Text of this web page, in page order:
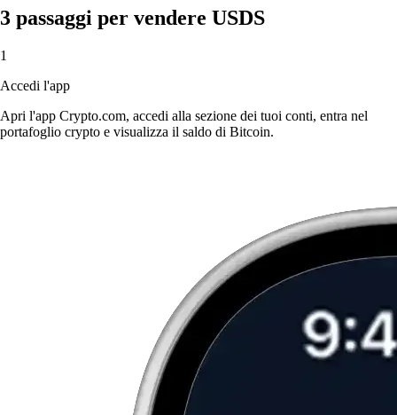
3 passaggi per vendere USDS
1
Accedi l'app
Apri l'app Crypto.com, accedi alla sezione dei tuoi conti, entra nel
portafoglio crypto e visualizza il saldo di Bitcoin.